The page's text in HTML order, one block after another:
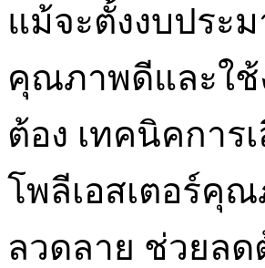
แม้จะตั้งงบประ
คุณภาพดีและใช้
ต้อง เทคนิคการ
โพลีเอสเตอร์คุ
ลวดลาย ช่วยล